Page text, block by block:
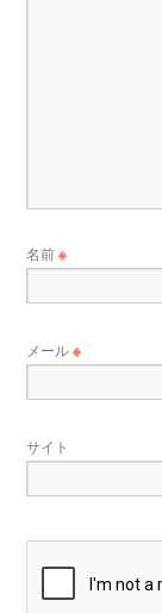
名前※
メール※
サイト